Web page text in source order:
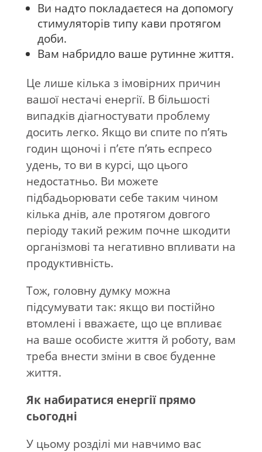
Ви надто покладаєтеся на допомогу
стимуляторів типу кави протягом
доби.
Вам набридло ваше рутинне життя.
Це лише кілька з імовірних причин
вашої нестачі енергії. В більшості
випадків діагностувати проблему
досить легко. Якщо ви спите по п’ять
годин щоночі і п’єте п’ять еспресо
удень, то ви в курсі, що цього
недостатньо. Ви можете
підбадьорювати себе таким чином
кілька днів, але протягом довгого
періоду такий режим почне шкодити
організмові та негативно впливати на
продуктивність.
Тож, головну думку можна
підсумувати так: якщо ви постійно
втомлені і вважаєте, що це впливає
на ваше особисте життя й роботу, вам
треба внести зміни в своє буденне
життя.
Як набиратися енергії прямо
сьогодні
У цьому розділі ми навчимо вас